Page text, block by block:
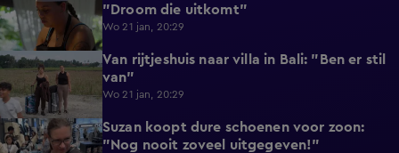
"Droom die uitkomt"
Wo 21 jan, 20:29
4:27
Van rijtjeshuis naar villa in Bali: "Ben er stil
van"
Wo 21 jan, 20:29
3:50
Suzan koopt dure schoenen voor zoon:
"Nog nooit zoveel uitgegeven!"